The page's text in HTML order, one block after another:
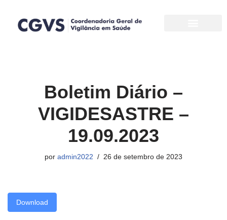
Pular
Boletim Diário –
VIGIDESASTRE –
19.09.2023
por admin2022 26 de setembro de 2023
Download